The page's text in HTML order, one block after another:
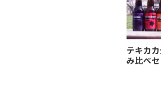
テキカ
み比べ